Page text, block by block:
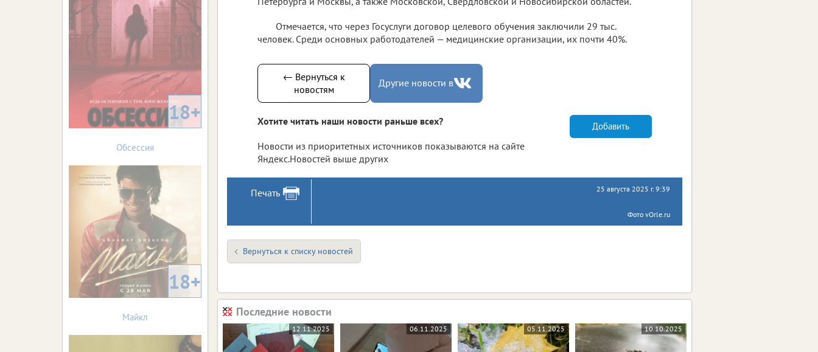
Отмечается, что через Госуслуги договор целевого обучения заключили 29 тыс.
человек. Среди основных работодателей — медицинские организации, их почти 40%.
← Вернуться к
новостям
Другие новости в
Хотите читать наши новости раньше всех?
Новости из приоритетных источников показываются на сайте
Яндекс.Новостей выше других
Добавить
Печать 25 августа 2025 г. 9:39
Фото vOrle.ru
Вернуться к списку новостей
Последние новости
12.11.2025 06.11.2025 05.11.2025 10.10.2025
18+
Обсессия
18+
Майкл